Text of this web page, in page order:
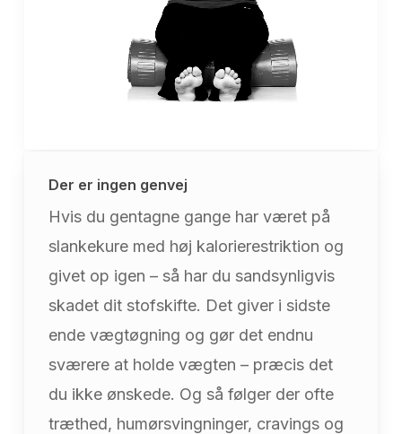
Der er ingen genvej
Hvis du gentagne gange har været på
slankekure med høj kalorierestriktion og
givet op igen – så har du sandsynligvis
skadet dit stofskifte. Det giver i sidste
ende vægtøgning og gør det endnu
sværere at holde vægten – præcis det
du ikke ønskede. Og så følger der ofte
træthed, humørsvingninger, cravings og